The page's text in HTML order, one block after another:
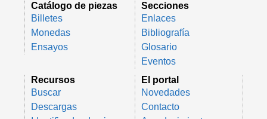
Catálogo de piezas
Billetes
Monedas
Ensayos
Secciones
Enlaces
Bibliografía
Glosario
Eventos
Recursos
Buscar
Descargas
El portal
Novedades
Contacto